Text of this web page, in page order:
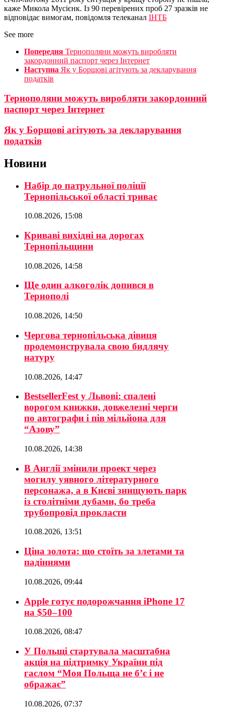
каже Микола Мусієнк. Із 90 перевірених проб 27 зразків не
відповідає вимогам, повідомля телеканал ІНТБ
See more
Попередня Тернополяни можуть виробляти
закордонний паспорт через Інтернет
Наступна Як у Борщові агітують за декларування
податків
Тернополяни можуть виробляти закордонний
паспорт через Інтернет
Як у Борщові агітують за декларування
податків
Новини
Набір до патрульної поліції
Тернопільської області триває
10.08.2026, 15:08
Криваві вихідні на дорогах
Тернопільщини
10.08.2026, 14:58
Ще один алкоголік допився в
Тернополі
10.08.2026, 14:50
Чергова тернопільська дівиця
продемонструвала свою бидлячу
натуру
10.08.2026, 14:47
BestsellerFest у Львові: спалені
ворогом книжки, довжелезні черги
по автографи і пів мільйона для
“Азову”
10.08.2026, 14:38
В Англії змінили проект через
могилу уявного літературного
персонажа, а в Києві знищують парк
із столітніми дубами, бо треба
трубопровід прокласти
10.08.2026, 13:51
Ціна золота: що стоїть за злетами та
падіннями
10.08.2026, 09:44
Apple готує подорожчання iPhone 17
на $50–100
10.08.2026, 08:47
У Польщі стартувала масштабна
акція на підтримку України під
гаслом “Моя Польща не б’є і не
ображає”
10.08.2026, 07:37